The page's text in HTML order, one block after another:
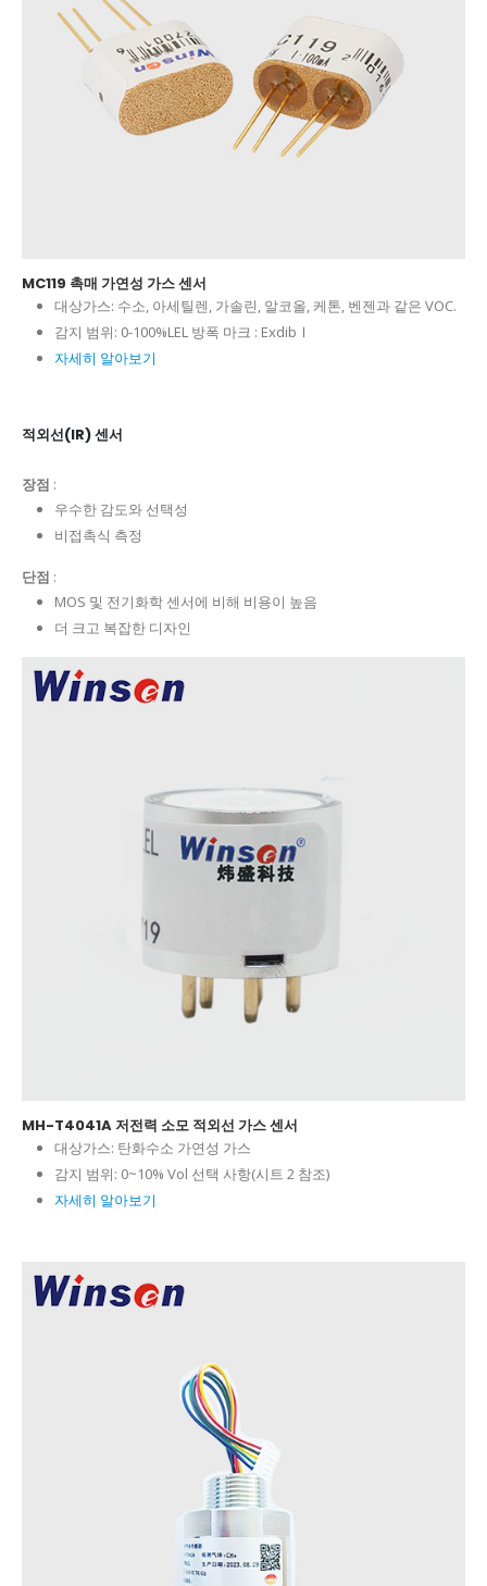
MC119 촉매 가연성 가스 센서
대상가스: 수소, 아세틸렌, 가솔린, 알코올, 케톤, 벤젠과 같은 VOC.
감지 범위: 0-100%LEL 방폭 마크 : ExdibⅠ
자세히 알아보기
적외선(IR) 센서
장점 :
우수한 감도와 선택성
비접촉식 측정
단점 :
MOS 및 전기화학 센서에 비해 비용이 높음
더 크고 복잡한 디자인
MH-T4041A 저전력 소모 적외선 가스 센서
대상가스: 탄화수소 가연성 가스
감지 범위: 0~10% Vol 선택 사항(시트 2 참조)
자세히 알아보기